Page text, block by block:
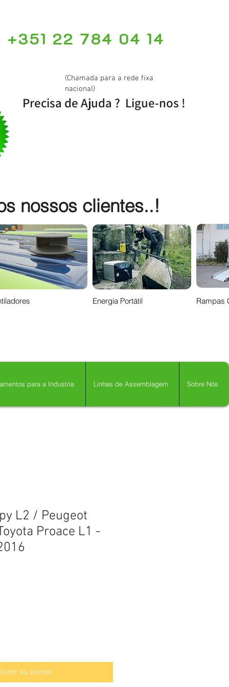
+351 22 784 04 14
(Chamada para a rede fixa
nacional)
Precisa de Ajuda ? Ligue-nos !
nossos clientes..!
Energia Portátil Rampas
para a Industria Linhas de Assemblagem Sobre Nós
L2 / Peugeot
Proace L1 -
au panier